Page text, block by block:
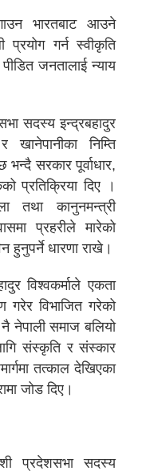
भारतबाट आउने
प्रयोग गर्न स्वीकृति
जनतालाई न्याय
सदस्य इन्द्रबहादुर
निम्ति
सरकार पूर्वाधार,
प्रतिक्रिया दिए ।
तथा कानुनमन्त्री
प्रहरीले मारेको
हुनुपर्ने धारणा राखे।
विश्वकर्माले एकता
गरेर विभाजित गरेको
नै नेपाली समाज बलियो
संस्कृति र संस्कार
तत्काल देखिएका
जोड दिए।
प्रदेशसभा सदस्य